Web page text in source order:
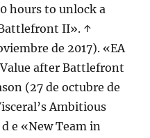
hours to unlock a
II». ↑
de 2017). «EA
after Battlefront
(27 de octubre de
Ambitious
e «New Team in